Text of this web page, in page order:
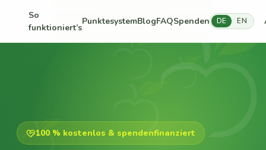
So
funktioniert’s
PunktesystemBlogFAQSpenden DE EN
100 % kostenlos & spendenfinanziert